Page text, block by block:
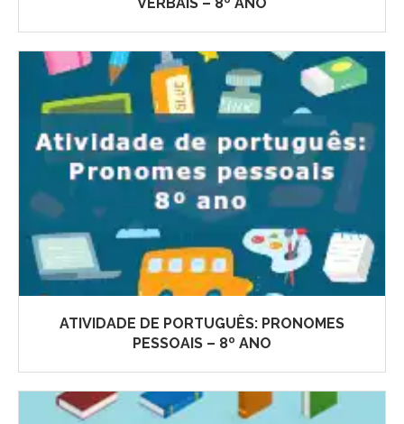
ATIVIDADE DE PORTUGUÊS: PRONOMES
PESSOAIS – 8º ANO